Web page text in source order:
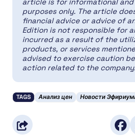
purposes only. The article
financial advice or advice of
Edition is not responsible for
incurred as a result of the
products, or services
advised to exercise caution
action related to the company.
TAGS Анализ цен Новости